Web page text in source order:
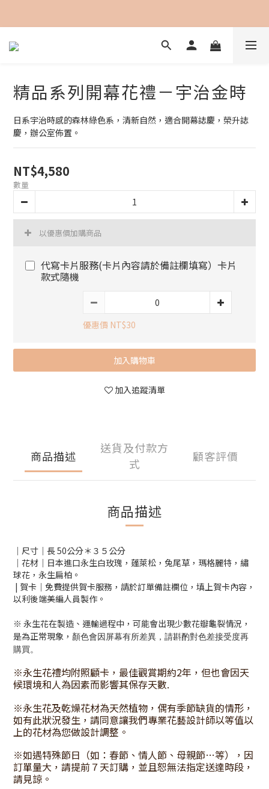
加入會員即可享用購物金100元折抵
精品系列開幕花禮－宇治金時
日系宇治時感的森林綠色系，清新自然，適合開幕誌慶，榮升誌
慶，辦公室佈置。
NT$4,580
數量
以優惠價加購商品
代寫卡片服務(卡片內容請於備註欄填寫）卡片
款式隨機
優惠價 NT$30
加入購物車
加入追蹤清單
商品描述
送貨及付款方
式
顧客評價
商品描述
｜尺寸｜長 50公分＊３５公分
｜花材｜日本進口永生白玫瑰，蓬萊松，兔尾草，瑪格麗特，繡
球花，永生扁柏。
| 賀卡｜免費提供賀卡服務，請於訂單備註欄位，填上賀卡內容，
以利後端美編人員製作。
※ 永生花在製造、運輸過程中，可能會出現少數花瓣龜裂情況，
是為正常現象， 顏色會因屏幕有所差異，請斟酌對色差接受度再
購買。
※永生花禮均附照顧卡，最佳觀賞期約2年，但也會因天
候環境和人為因素而影響其保存天數.
※永生花及乾燥花材為天然植物，偶有季節缺貨的情形，
如有此狀況發生，請同意讓我們專業花藝設計師以等值以
上的花材為您做設計調整。
※如遇特殊節日（如：春節、情人節、母親節…等），因
訂單量大，請提前７天訂購，並且恕無法指定送達時段，
請見諒。